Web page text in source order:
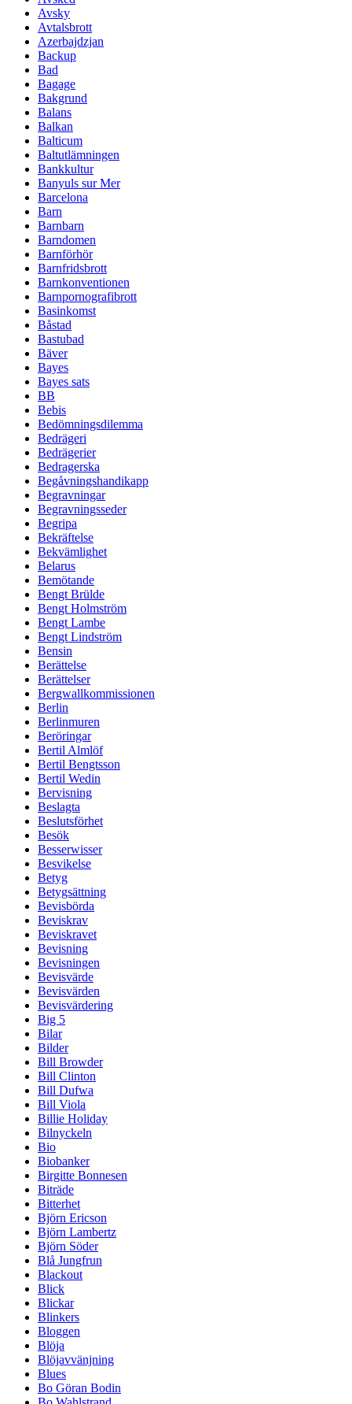
Avsky
Avtalsbrott
Azerbajdzjan
Backup
Bad
Bagage
Bakgrund
Balans
Balkan
Balticum
Baltutlämningen
Bankkultur
Banyuls sur Mer
Barcelona
Barn
Barnbarn
Barndomen
Barnförhör
Barnfridsbrott
Barnkonventionen
Barnpornografibrott
Basinkomst
Båstad
Bastubad
Bäver
Bayes
Bayes sats
BB
Bebis
Bedömningsdilemma
Bedrägeri
Bedrägerier
Bedragerska
Begåvningshandikapp
Begravningar
Begravningsseder
Begripa
Bekräftelse
Bekvämlighet
Belarus
Bemötande
Bengt Brülde
Bengt Holmström
Bengt Lambe
Bengt Lindström
Bensin
Berättelse
Berättelser
Bergwallkommissionen
Berlin
Berlinmuren
Beröringar
Bertil Almlöf
Bertil Bengtsson
Bertil Wedin
Bervisning
Beslagta
Beslutsförhet
Besök
Besserwisser
Besvikelse
Betyg
Betygsättning
Bevisbörda
Beviskrav
Beviskravet
Bevisning
Bevisningen
Bevisvärde
Bevisvärden
Bevisvärdering
Big 5
Bilar
Bilder
Bill Browder
Bill Clinton
Bill Dufwa
Bill Viola
Billie Holiday
Bilnyckeln
Bio
Biobanker
Birgitte Bonnesen
Biträde
Bitterhet
Björn Ericson
Björn Lambertz
Björn Söder
Blå Jungfrun
Blackout
Blick
Blickar
Blinkers
Bloggen
Blöja
Blöjavvänjning
Blues
Bo Göran Bodin